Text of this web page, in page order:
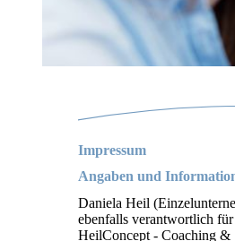
Impressum
Angaben und
Daniela Heil
ebenfalls verantwortlich
HeilConcept - Coaching &